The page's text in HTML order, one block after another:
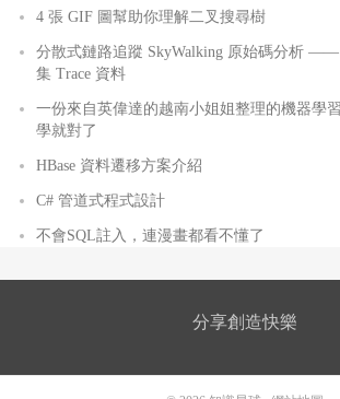
4 張 GIF 圖幫助你理解二叉搜尋樹
分散式鏈路追蹤 SkyWalking 原始碼分析 ——
集 Trace 資料
一份來自英偉達的越南小姐姐整理的機器學
學就對了
HBase 資料遷移方案介紹
C# 管道式程式設計
不會SQL註入，連漫畫都看不懂了
分享創造快樂